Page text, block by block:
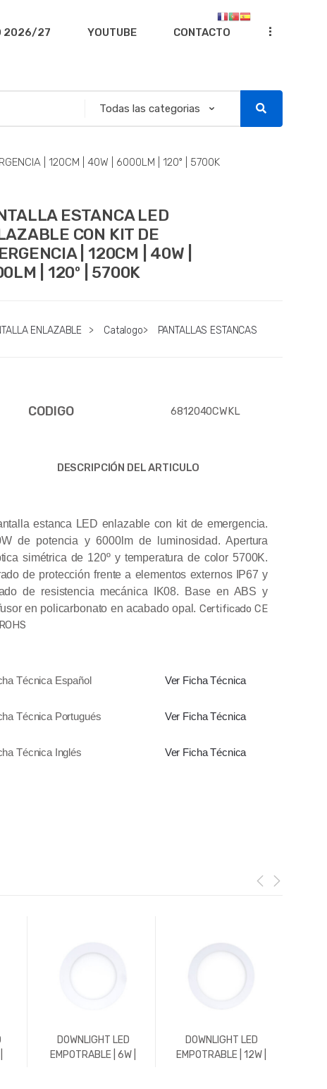
2026/27 YOUTUBE CONTACTO ...
| 120CM | 40W | 6000LM | 120º | 5700K
ESTANCA LED
CON KIT DE
| 120CM | 40W |
| 120º | 5700K
ENLAZABLE > Catalogo> PANTALLAS ESTANCAS
CODIGO 6812040CWKL
DESCRIPCIÓN DEL ARTICULO
estanca LED enlazable con kit de emergencia.
de potencia y 6000lm de luminosidad. Apertura
simétrica de 120º y temperatura de color 5700K.
de protección frente a elementos externos IP67 y
de resistencia mecánica IK08. Base en ABS y
en policarbonato en acabado opal. Certificado CE
Técnica Español Ver Ficha Técnica
Técnica Portugués Ver Ficha Técnica
Técnica Inglés Ver Ficha Técnica
DOWNLIGHT LED
EMPOTRABLE | 6W |
DOWNLIGHT LED
EMPOTRABLE | 12W |